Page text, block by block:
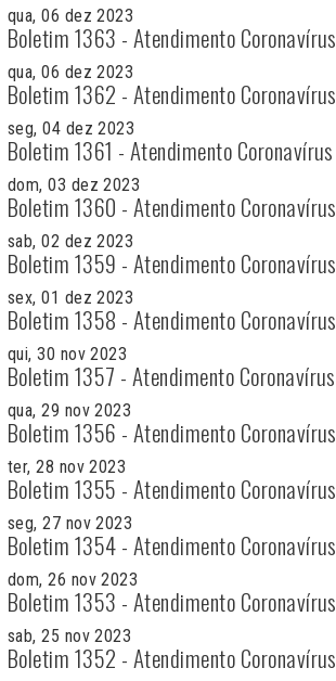
qua, 06 dez 2023
Boletim 1363 - Atendimento Coronavírus
qua, 06 dez 2023
Boletim 1362 - Atendimento Coronavírus
seg, 04 dez 2023
Boletim 1361 - Atendimento Coronavírus
dom, 03 dez 2023
Boletim 1360 - Atendimento Coronavírus
sab, 02 dez 2023
Boletim 1359 - Atendimento Coronavírus
sex, 01 dez 2023
Boletim 1358 - Atendimento Coronavírus
qui, 30 nov 2023
Boletim 1357 - Atendimento Coronavírus
qua, 29 nov 2023
Boletim 1356 - Atendimento Coronavírus
ter, 28 nov 2023
Boletim 1355 - Atendimento Coronavírus
seg, 27 nov 2023
Boletim 1354 - Atendimento Coronavírus
dom, 26 nov 2023
Boletim 1353 - Atendimento Coronavírus
sab, 25 nov 2023
Boletim 1352 - Atendimento Coronavírus